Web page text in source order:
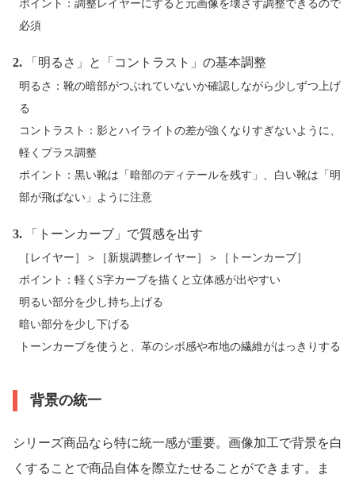
ポイント：調整レイヤーにすると元画像を壊さず調整できるので
必須
2. 「明るさ」と「コントラスト」の基本調整
明るさ：靴の暗部がつぶれていないか確認しながら少しずつ上げ
る
コントラスト：影とハイライトの差が強くなりすぎないように、
軽くプラス調整
ポイント：黒い靴は「暗部のディテールを残す」、白い靴は「明
部が飛ばない」ように注意
3. 「トーンカーブ」で質感を出す
［レイヤー］＞［新規調整レイヤー］＞［トーンカーブ］
ポイント：軽くS字カーブを描くと立体感が出やすい
明るい部分を少し持ち上げる
暗い部分を少し下げる
トーンカーブを使うと、革のシボ感や布地の繊維がはっきりする
背景の統一
シリーズ商品なら特に統一感が重要。画像加工で背景を白
くすることで商品自体を際立たせることができます。ま